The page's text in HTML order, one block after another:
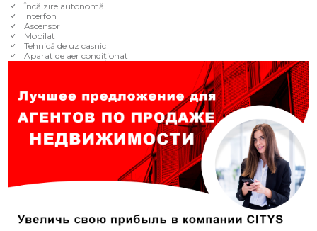
Încălzire autonomă
Interfon
Ascensor
Mobilat
Tehnică de uz casnic
Aparat de aer condiționat